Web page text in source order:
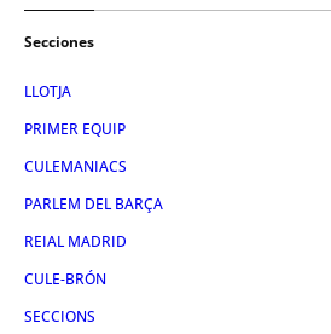
Secciones
LLOTJA
PRIMER EQUIP
CULEMANIACS
PARLEM DEL BARÇA
REIAL MADRID
CULE-BRÓN
SECCIONS